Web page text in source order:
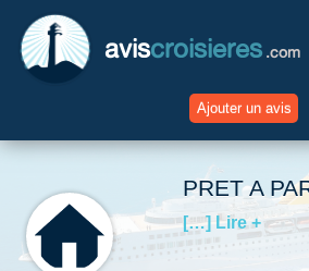
aviscroisieres .com
Ajouter un avis
Accueil
Avis Compagnies
PRET A
[…] Lire +